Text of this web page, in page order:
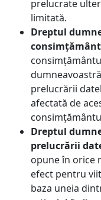
prelucrate
limitată.
Dreptul
prelucrării
afectată de
Dreptul
prelucrării
opune în orice
efect pentru
baza uneia